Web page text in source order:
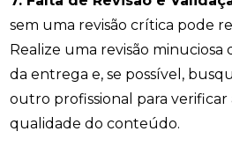
sem uma revisão crítica pode
Realize uma revisão
da entrega e, se possível,
outro profissional para verificar
qualidade do conteúdo.